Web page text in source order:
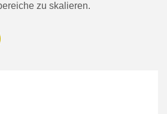
zu skalieren.